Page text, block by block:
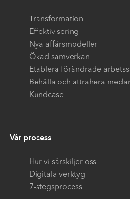
Transformation
Effektivisering
Nya affärsmodeller
Ökad samverkan
Etablera förändrade
Behålla och attrahera
Kundcase
Vår process
Hur vi särskiljer oss
Digitala verktyg
7-stegsprocess